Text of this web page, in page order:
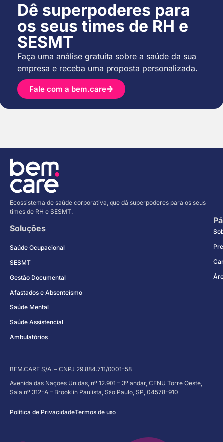
Dê superpoderes para
os seus times de RH e
SESMT
Faça uma análise gratuita sobre a saúde da sua
empresa e receba uma proposta personalizada.
Fale com a bem.care
Ecossistema de saúde corporativa, que dá superpoderes para os seus
times de RH e SESMT.
Soluções
Saúde Ocupacional
SESMT
Gestão Documental
Afastados e Absenteísmo
Saúde Mental
Saúde Assistencial
Ambulatórios
BEM.CARE S/A. – CNPJ 29.884.711/0001-58
Avenida das Nações Unidas, nº 12.901 – 3º andar, CENU Torre Oeste,
Sala nº 312-A – Brooklin Paulista, São Paulo, SP, 04578-910
Política de PrivacidadeTermos de uso